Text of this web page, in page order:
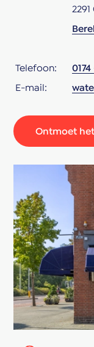
Telefoon:
0174
E-mail:
Ontmoet